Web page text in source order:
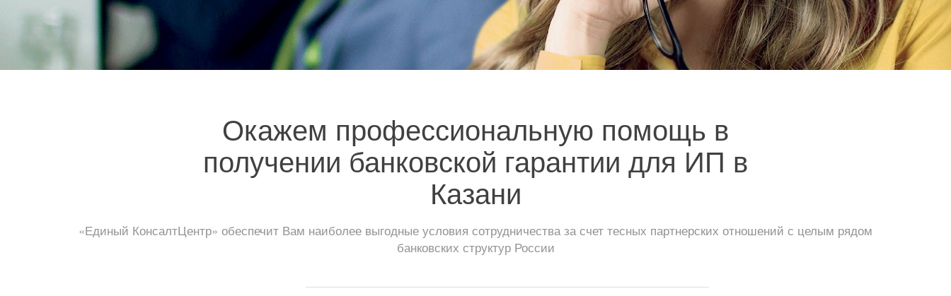
Окажем профессиональную помощь в
получении банковской гарантии для ИП в
Казани
«Единый КонсалтЦентр» обеспечит Вам наиболее выгодные условия сотрудничества за счет тесных партнерских отношений с целым рядом
банковских структур России